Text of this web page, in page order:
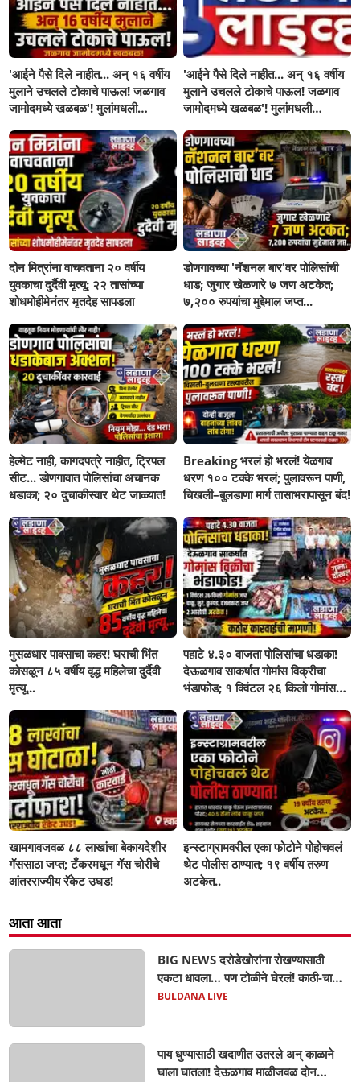
'आईने पैसे दिले नाहीत... अन् १६ वर्षीय
मुलाने उचलले टोकाचे पाऊल! जळगाव
जामोदमध्ये खळबळ'! मुलांमधली
'आईने पैसे दिले नाहीत... अन् १६ वर्षीय
मुलाने उचलले टोकाचे पाऊल! जळगाव
जामोदमध्ये खळबळ'! मुलांमधली
दोन मित्रांना वाचवताना २० वर्षीय
युवकाचा दुर्दैवी मृत्यू; २२ तासांच्या
शोधमोहीमेनंतर मृतदेह सापडला
डोणगावच्या 'नॅशनल बार'वर पोलिसांची
धाड; जुगार खेळणारे ७ जण अटकेत;
७,२०० रुपयांचा मुद्देमाल जप्त...
हेल्मेट नाही, कागदपत्रे नाहीत, ट्रिपल
सीट... डोणगावात पोलिसांचा अचानक
धडाका; २० दुचाकीस्वार थेट जाळ्यात!
Breaking भरलं हो भरलं! येळगाव
धरण १०० टक्के भरलं; पुलावरून पाणी,
चिखली–बुलडाणा मार्ग तासाभरापासून बंद!
मुसळधार पावसाचा कहर! घराची भिंत
कोसळून ८५ वर्षीय वृद्ध महिलेचा दुर्दैवी
मृत्यू...
पहाटे ४.३० वाजता पोलिसांचा धडाका!
देऊळगाव साकर्षात गोमांस विक्रीचा
भंडाफोड; १ क्विंटल २६ किलो गोमांस
खामगावजवळ ८८ लाखांचा बेकायदेशीर
गॅससाठा जप्त; टँकरमधून गॅस चोरीचे
आंतरराज्यीय रॅकेट उघड!
इन्स्टाग्रामवरील एका फोटोने पोहोचवलं
थेट पोलीस ठाण्यात; १९ वर्षीय तरुण
अटकेत..
आता आता
BIG NEWS दरोडेखोरांना रोखण्यासाठी
एकटा धावला… पण टोळीने घेरलं! काठी-चाकूचे
सपासप वार; ५२ वर्षीय शेतकऱ्याचा दुर्दैवी अंत!
BULDANA LIVE
पाय धुण्यासाठी खदाणीत उतरले अन् काळाने
घाला घातला! देऊळगाव माळीजवळ दोन